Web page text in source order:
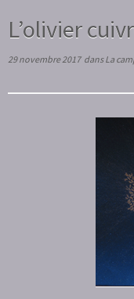
L’olivier
29 novembre 2017dansLa